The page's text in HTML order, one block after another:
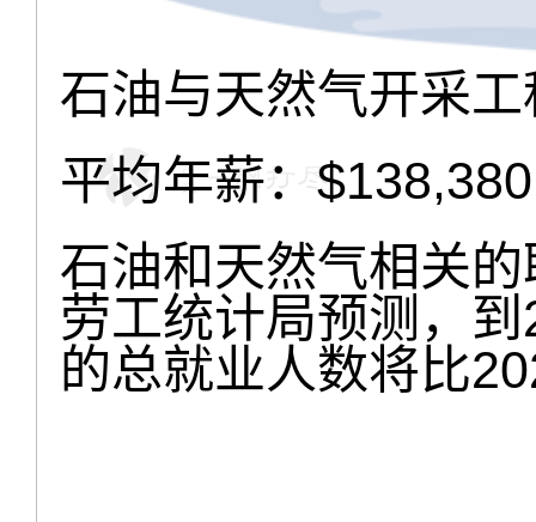
石油与天然气开采工
平均年薪：$138,380
石油和天然气相关
劳工统计局预测，
的总就业人数将比